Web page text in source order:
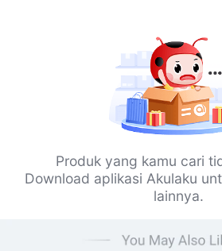
Produk yang kamu cari
Download aplikasi Akulaku
lainnya.